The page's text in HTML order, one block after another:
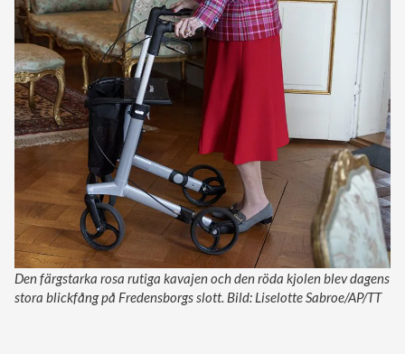
Den färgstarka rosa rutiga kavajen och den röda kjolen blev dagens
stora blickfång på Fredensborgs slott. Bild: Liselotte Sabroe/AP/TT